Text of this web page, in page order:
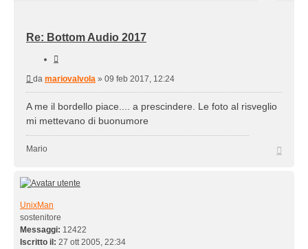
Re: Bottom Audio 2017
Messaggio
da mariovalvola » 09 feb 2017, 12:24
A me il bordello piace.... a prescindere. Le foto al risveglio
mi mettevano di buonumore
Mario
UnixMan
sostenitore
Messaggi: 12422
Iscritto il: 27 ott 2005, 22:34